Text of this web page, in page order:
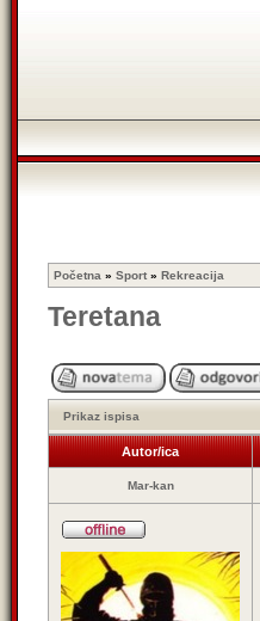
Početna » Sport » Rekreacija
Teretana
Prikaz ispisa
Autor/ica
Mar-kan